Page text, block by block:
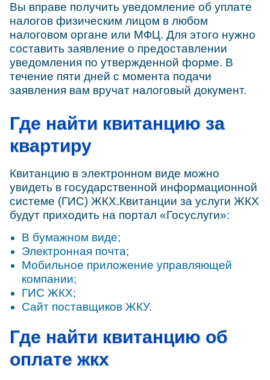
Вы вправе получить уведомление об уплате
налогов физическим лицом в любом
налоговом органе или МФЦ. Для этого нужно
составить заявление о предоставлении
уведомления по утвержденной форме. В
течение пяти дней с момента подачи
заявления вам вручат налоговый документ.
Где найти квитанцию за
квартиру
Квитанцию в электронном виде можно
увидеть в государственной информационной
системе (ГИС) ЖКХ.Квитанции за услуги ЖКХ
будут приходить на портал «Госуслуги»:
В бумажном виде;
Электронная почта;
Мобильное приложение управляющей
компании;
ГИС ЖКХ;
Сайт поставщиков ЖКУ.
Где найти квитанцию об
оплате жкх